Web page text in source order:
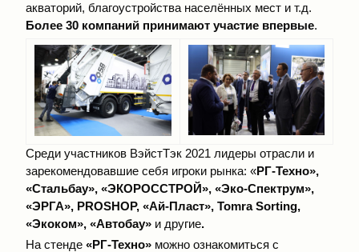
акваторий, благоустройства населённых мест и т.д.
Более 30 компаний принимают участие впервые.
Среди участников ВэйстТэк 2021 лидеры отрасли и
зарекомендовавшие себя игроки рынка: «РГ-Техно»,
«Стальбау», «ЭКОРОССТРОЙ», «Эко-Спектрум»,
«ЭРГА», PROSHOP, «Ай-Пласт», Tomra Sorting,
«Экоком», «Автобау» и другие.
На стенде «РГ-Техно» можно ознакомиться с